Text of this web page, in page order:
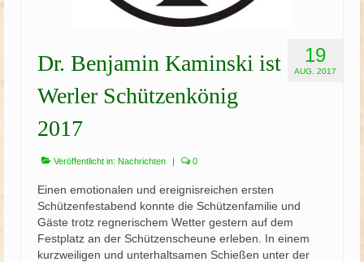
19
AUG. 2017
Dr. Benjamin Kaminski ist
Werler Schützenkönig
2017
Veröffentlicht in: Nachrichten | 0
Einen emotionalen und ereignisreichen ersten
Schützenfestabend konnte die Schützenfamilie und
Gäste trotz regnerischem Wetter gestern auf dem
Festplatz an der Schützenscheune erleben. In einem
kurzweiligen und unterhaltsamen Schießen unter der